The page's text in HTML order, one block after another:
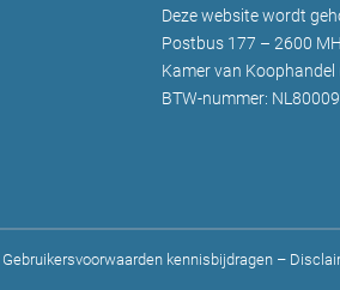
Deze website wordt
Postbus 177 – 2600
Kamer van
BTW-nummer:
Gebruikersvoorwaarden kennisbijdragen –